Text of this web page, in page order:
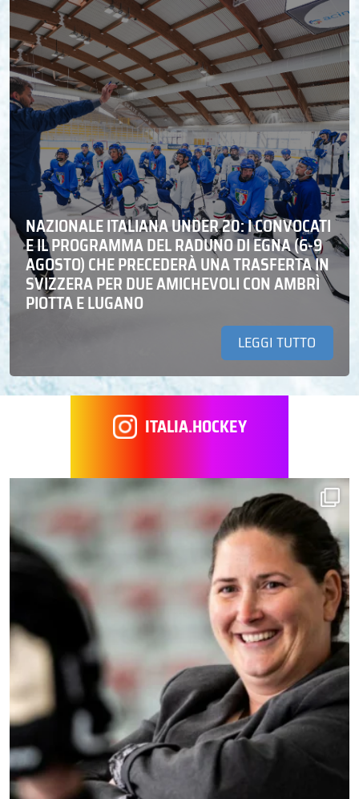
NAZIONALE ITALIANA UNDER 20: I CONVOCATI
E IL PROGRAMMA DEL RADUNO DI EGNA (6-9
AGOSTO) CHE PRECEDERÀ UNA TRASFERTA IN
SVIZZERA PER DUE AMICHEVOLI CON AMBRÌ
PIOTTA E LUGANO
LEGGI TUTTO
ITALIA.HOCKEY